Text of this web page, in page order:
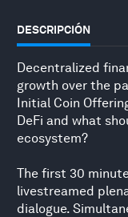
DESCRIPCIÓN
Decentralized
growth over the
Initial Coin
DeFi and what
ecosystem?
The first 30
livestreamed
dialogue.